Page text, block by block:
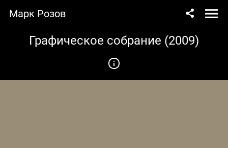
Марк Розов
Графическое собрание (2009)